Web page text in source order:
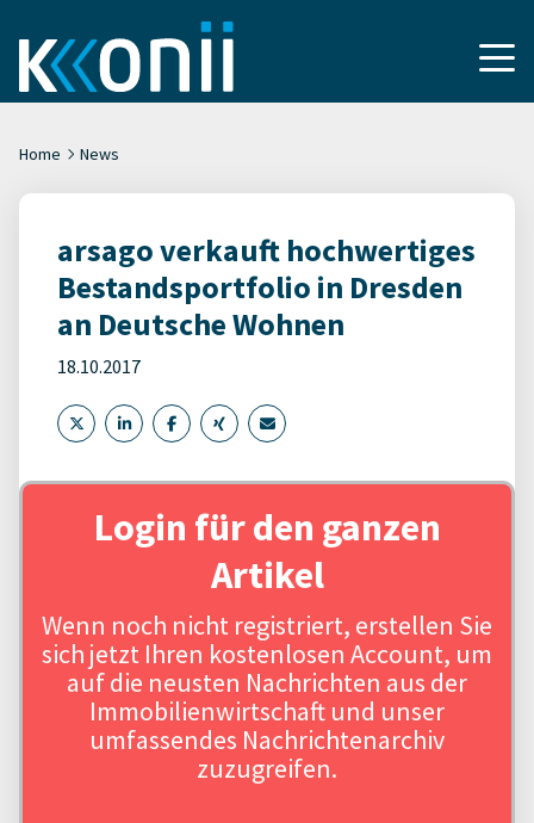
Home News
arsago verkauft hochwertiges
Bestandsportfolio in Dresden
an Deutsche Wohnen
18.10.2017
Login für den ganzen
Artikel
Wenn noch nicht registriert, erstellen Sie
sich jetzt Ihren kostenlosen Account, um
auf die neusten Nachrichten aus der
Immobilienwirtschaft und unser
umfassendes Nachrichtenarchiv
zuzugreifen.